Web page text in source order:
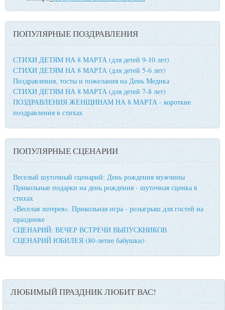
ПОПУЛЯРНЫЕ ПОЗДРАВЛЕНИЯ
СТИХИ ДЕТЯМ НА 8 МАРТА (для детей 9-10 лет)
СТИХИ ДЕТЯМ НА 8 МАРТА (для детей 5-6 лет)
Поздравления, тосты и пожелания на День Медика
СТИХИ ДЕТЯМ НА 8 МАРТА (для детей 7-8 лет)
ПОЗДРАВЛЕНИЯ ЖЕНЩИНАМ НА 8 МАРТА - короткие
поздравления в стихах
ПОПУЛЯРНЫЕ СЦЕНАРИИ
Веселый шуточный сценарий: День рождения мужчины
Прикольные подарки на день рождения - шуточная сценка в
стихах
«Веселая лотерея». Прикольная игра - розыгрыш для гостей на
празднике
СЦЕНАРИЙ: ВЕЧЕР ВСТРЕЧИ ВЫПУСКНИКОВ
СЦЕНАРИЙ ЮБИЛЕЯ (80-летие бабушки)
ЛЮБИМЫЙ ПРАЗДНИК ЛЮБИТ ВАС!